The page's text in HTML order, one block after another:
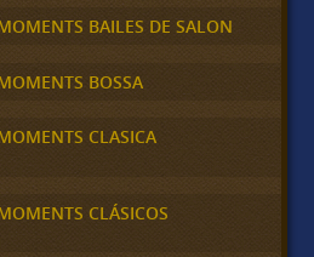
BAILES DE SALON
BOSSA
CLASICA
CLÁSICOS